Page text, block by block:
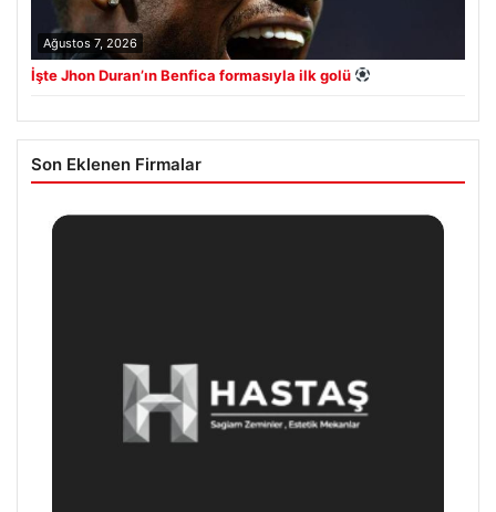
Ağustos 7, 2026
İşte Jhon Duran’ın Benfica formasıyla ilk golü
Son Eklenen Firmalar